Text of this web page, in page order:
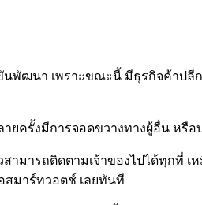
ฒนา เพราะขณะนี้ มีธุรกิจค้าปลี
ครั้งมีการจอดขวางทางผู้อื่น หรื
ามารถติดตามเจ้าของไปได้ทุกที่
สมาร์ทวอตช์ เลยทันที